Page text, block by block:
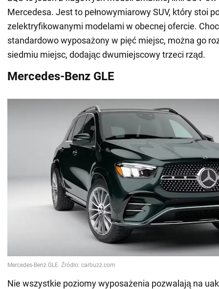
Mercedesa. Jest to pełnowymiarowy SUV, który stoi
zelektryfikowanymi modelami w obecnej ofercie.
standardowo wyposażony w pięć miejsc, można go
siedmiu miejsc, dodając dwumiejscowy trzeci rząd.
Mercedes-Benz GLE
Nie wszystkie poziomy wyposażenia pozwalają na